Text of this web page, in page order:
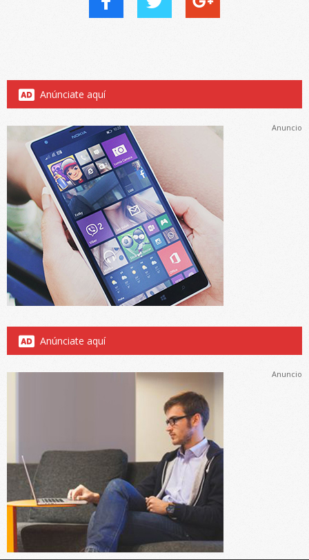
Anúnciate aquí
Anuncio
Anúnciate aquí
Anuncio